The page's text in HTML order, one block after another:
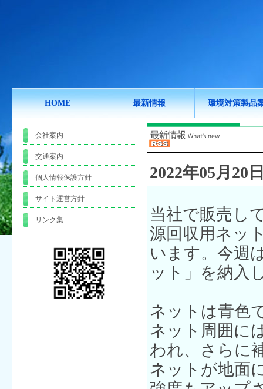
HOME 最新情報 環境対策製品
会社案内
交通案内
個人情報保護方針
サイト運営方針
リンク集
2022年05月20
当社で販売し
源回収用ネッ
います。今週
ット」を納入
ネットは青色
ネット周囲に
われ、さらに
ネットが地面